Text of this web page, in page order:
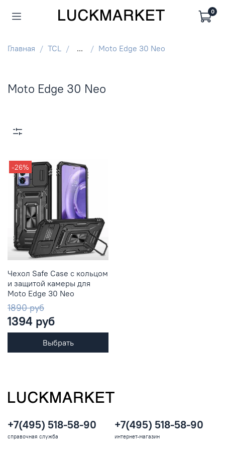
0
Главная TCL ... Moto Edge 30 Neo
Moto Edge 30 Neo
-26%
Чехол Safe Case с кольцом
и защитой камеры для
Moto Edge 30 Neo
1890 руб
1394 руб
Выбрать
+7(495) 518-58-90
справочная служба
+7(495) 518-58-90
интернет-магазин